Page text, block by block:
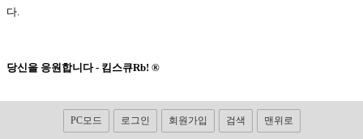
다.
당신을 응원합니다 - 킴스큐Rb! ®
PC모드 로그인 회원가입 검색 맨위로